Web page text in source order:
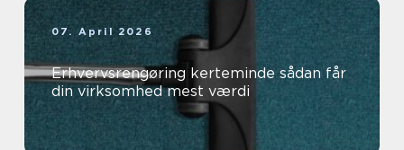
07. April 2026
Erhvervsrengøring kerteminde sådan får
din virksomhed mest værdi